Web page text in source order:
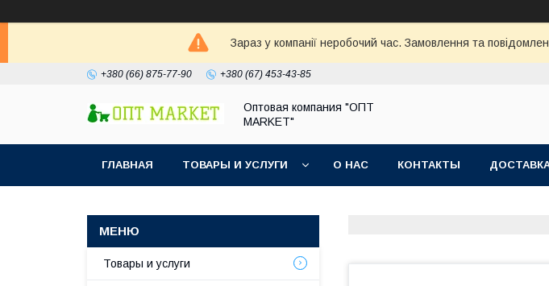
Зараз у компанії неробочий час. Замовлення та
+380 (66) 875-77-90 +380 (67) 453-43-85
Оптовая компания "ОПТ
MARKET"
ГЛАВНАЯ ТОВАРЫ И УСЛУГИ О НАС КОНТАКТЫ
Товары и услуги